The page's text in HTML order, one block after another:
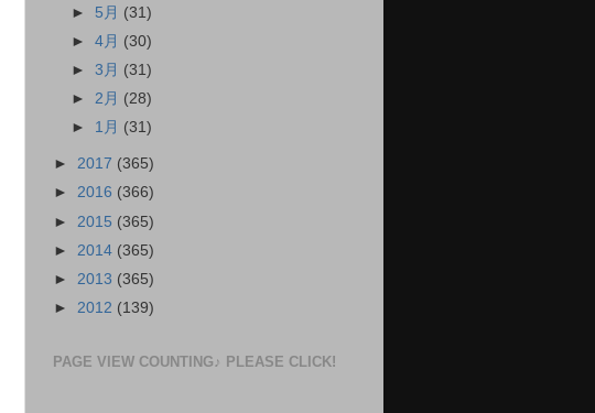
► 5月 (31)
►4月 (30)
►3月 (31)
►2月 (28)
► 1月 (31)
► 2017 (365)
► 2016 (366)
► 2015 (365)
► 2014 (365)
► 2013 (365)
► 2012 (139)
PAGE VIEW COUNTING♪ PLEASE CLICK!